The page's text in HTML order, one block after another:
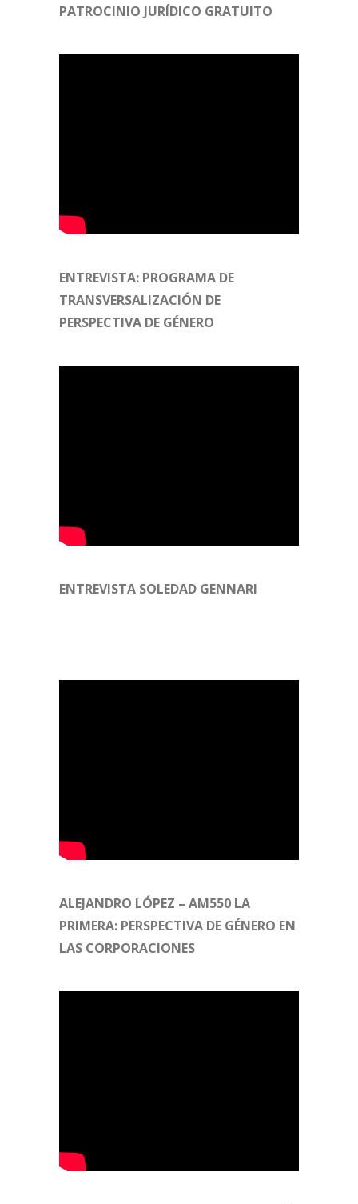
PATROCINIO JURÍDICO GRATUITO
ENTREVISTA: PROGRAMA DE
TRANSVERSALIZACIÓN DE
PERSPECTIVA DE GÉNERO
ENTREVISTA SOLEDAD GENNARI
ALEJANDRO LÓPEZ – AM550 LA
PRIMERA: PERSPECTIVA DE GÉNERO EN
LAS CORPORACIONES